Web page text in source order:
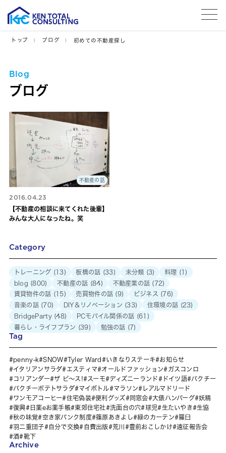
トップ ブログ 初めての不動産探し
Blog
ブログ
不動産の話
2016.04.23
【不動産の相談に来てくれた後輩】
みんな大人になったね。笑
Category
トレーニング (13) 板橋の話 (33) 未分類 (3) 料理 (1)
blog (800) 不動産の話 (84) 不動産業の話 (72)
賃貸物件の話 (15) 売買物件の話 (9) ビジネス (76)
音楽の話(70) DIY＆リノベーション (33) 住環境の話 (23)
BridgeParty(48) PCモバイル関係の話 (61)
暮らし・ライフプラン (39) 勉強の話 (7)
Tag
penny-k SNOW Tyler Ward いきなりステーキ
お知らせ
イタリアンサラダ
エスティマ オールドファッション
ガスコンロ
コリアンダー
ザ ピ〜ス! スーモ ディズニーランド ドイツ語
パクチー
パクチーポテトサラダ
マイボトル マラソン
レアルマドリード
ワンモアコーヒー
住宅偽装 便利グッズ 同窓会 大俵ハンバーグ
妖精
復興
日薬eお薬手帳 東郊住宅社 洗面台の穴 球児 生たいやき
生協
秋の味覚
空き家バンク制度 篠原あきよし 緑のカーテン
羅臼
羽二重団子
自分で交換 自費出版 荒川 豊前おこしかけ
遠征報告会
酒
靴下
Archive